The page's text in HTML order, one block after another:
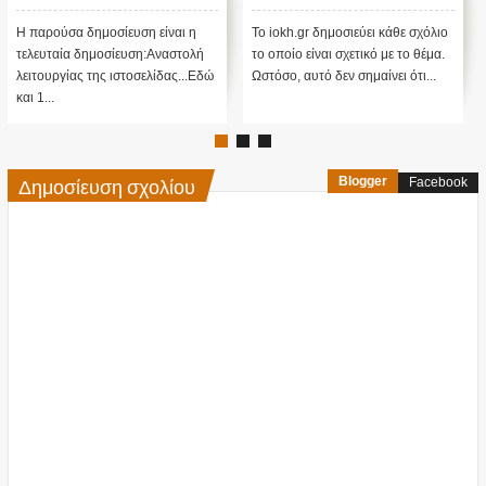
αναστολή λειτουργίας μας
....
παρούσα δημοσίευση είναι η
δημοσίευση:Αναστολή
της ιστοσελίδας...Εδώ
1...
προβλέψεις του Edgar
Cayce (Video)
Το iokh.gr δημοσιεύει κάθε σχόλιο
το οποίο είναι σχετικό με το θέμα.
Ωστόσο, αυτό δεν σημαίνει ότι...
Δημοσίευση σχολίου Blogger Facebook